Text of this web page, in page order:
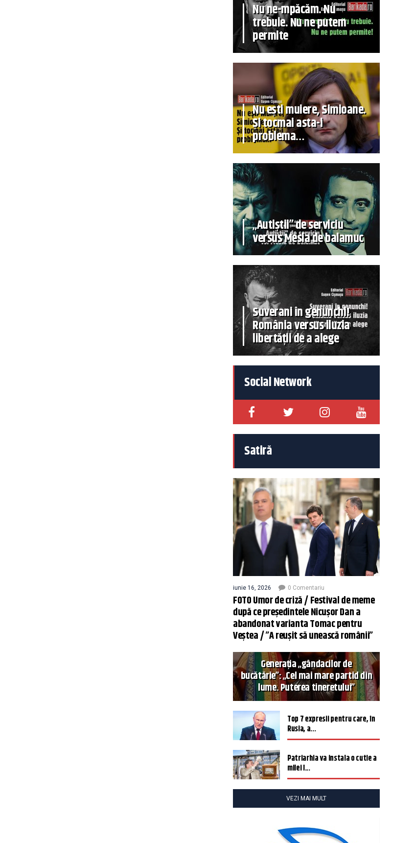
Nu ne-mpăcăm. Nu
trebuie. Nu ne putem
permite
Nu ești muiere, Simioane.
Și tocmai asta-i
problema…
„Autiștii” de serviciu
versus Mesia de balamuc
Suverani în genunchi!
România versus iluzia
libertății de a alege
Social Network
Satiră
iunie 16, 2026 0 Comentariu
FOTO Umor de criză / Festival de meme
după ce președintele Nicușor Dan a
abandonat varianta Tomac pentru
Veștea / ”A reușit să unească românii”
Generația „gândacilor de
bucătărie”: „Cel mai mare partid din
lume. Puterea tineretului”
Top 7 expresii pentru care, în
Rusia, a...
Patriarhia va instala o cutie a
milei î...
VEZI MAI MULT